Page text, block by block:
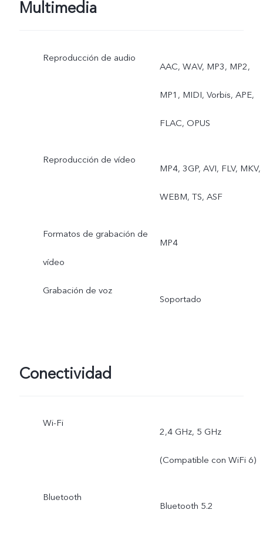
Multimedia
Reproducción de audio
AAC, WAV, MP3, MP2,
MP1, MIDI, Vorbis, APE,
FLAC, OPUS
Reproducción de vídeo
MP4, 3GP, AVI, FLV, MKV,
WEBM, TS, ASF
Formatos de grabación de
vídeo
MP4
Grabación de voz
Soportado
Conectividad
Wi-Fi
2,4 GHz, 5 GHz
(Compatible con WiFi 6)
Bluetooth
Bluetooth 5.2